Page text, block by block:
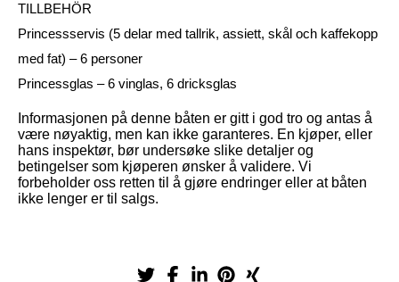
TILLBEHÖR
Princessservis (5 delar med tallrik, assiett, skål och kaffekopp
med fat) – 6 personer
Princessglas – 6 vinglas, 6 dricksglas
Informasjonen på denne båten er gitt i god tro og antas å
være nøyaktig, men kan ikke garanteres. En kjøper, eller
hans inspektør, bør undersøke slike detaljer og
betingelser som kjøperen ønsker å validere. Vi
forbeholder oss retten til å gjøre endringer eller at båten
ikke lenger er til salgs.